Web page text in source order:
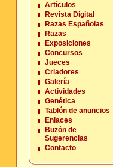
Artículos
Revista Digital
Razas Españolas
Razas
Exposiciones
Concursos
Jueces
Criadores
Galería
Actividades
Genética
Tablón de anuncios
Enlaces
Buzón de
Sugerencias
Contacto